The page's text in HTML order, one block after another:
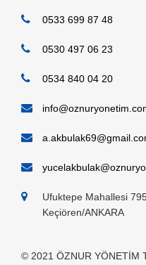
0533 699 87 48
0530 497 06 23
0534 840 04 20
Ufuktepe Mahallesi
Keçiören/ANKARA
© 2021 ÖZNUR YÖNETİM